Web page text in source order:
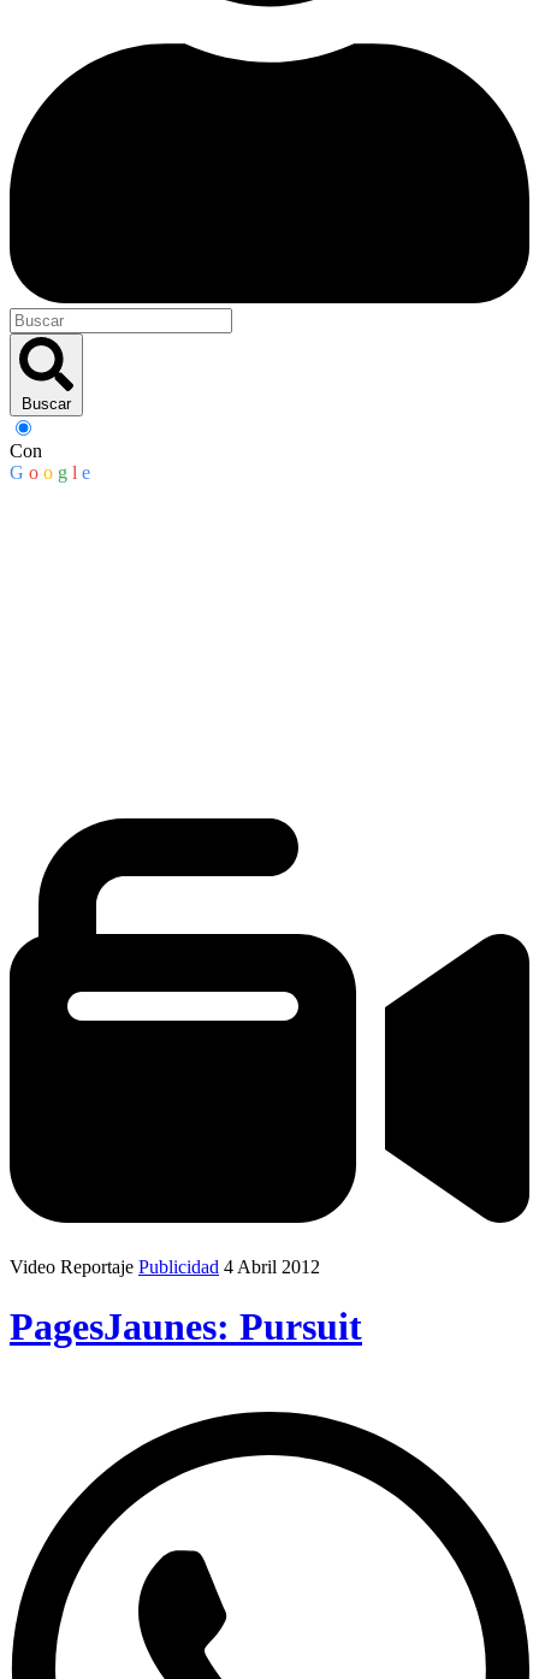
Buscar
Con
G o o g l e
Video Reportaje Publicidad 4 Abril 2012
PagesJaunes: Pursuit